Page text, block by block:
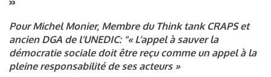
Pour Michel Monier, Membre du Think tank CRAPS et
ancien DGA de l’UNEDIC: "« L’appel à sauver la
démocratie sociale doit être reçu comme un appel à la
pleine responsabilité de ses acteurs »